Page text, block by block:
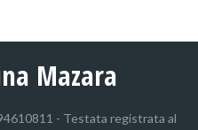
Mazara
- Testata registrata al